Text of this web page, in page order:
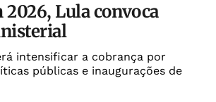
2026, Lula convoca
intensificar a cobrança por
públicas e inaugurações de